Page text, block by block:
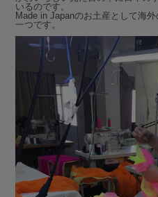
いるのです。
Made in Japanのお土産として海
一つです。